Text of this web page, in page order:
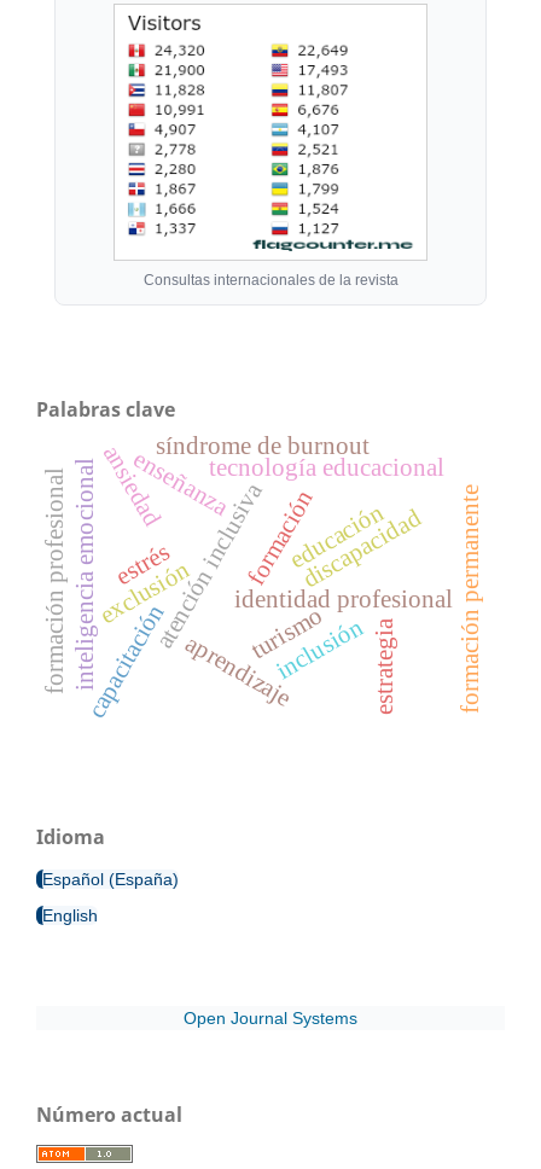
Consultas internacionales de la revista
Palabras clave
formación
atención inclusivaidentidad profesional
enseñanza
aprendizajeinclusión
exclusión discapacidad
capacitación
tecnología educacional
estrés
ansiedadsíndrome de burnout
formación permanente
turismo
inteligencia emocional
formación profesional educación
estrategia
Idioma
Español (España)
English
Open Journal Systems
Número actual